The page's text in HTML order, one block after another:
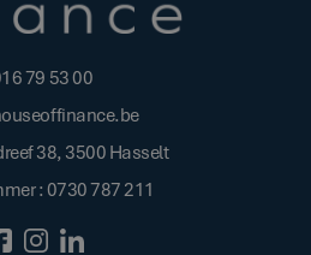
79 53 00
38, 3500 Hasselt
: 0730 787 211